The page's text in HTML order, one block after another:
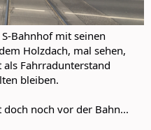
Bahnhof mit seinen
Holzdach, mal sehen,
Fahrradunterstand
bleiben.
noch vor der Bahn...